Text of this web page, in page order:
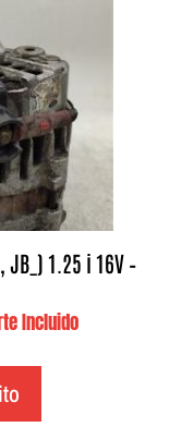
JB_) 1.25 i 16V –
Incluido